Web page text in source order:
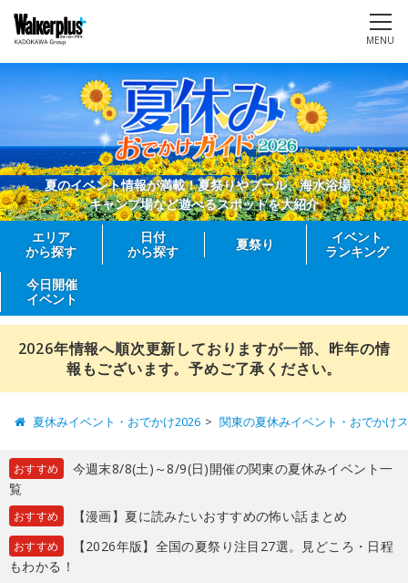
MENU
夏のイベント情報が満載！夏祭りやプール、海水浴場、
キャンプ場など遊べるスポットを大紹介
エリア
から探す
日付
から探す
夏祭り
イベント
ランキング
今日開催
イベント
2026年情報へ順次更新しておりますが一部、昨年の情
報もございます。予めご了承ください。
夏休みイベント・おでかけ2026 関東の夏休みイベント・おでかけ
おすすめ
今週末8/8(土)～8/9(日)開催の関東の夏休みイベント一
覧
おすすめ 【漫画】夏に読みたいおすすめの怖い話まとめ
おすすめ
【2026年版】全国の夏祭り注目27選。見どころ・日程
もわかる！